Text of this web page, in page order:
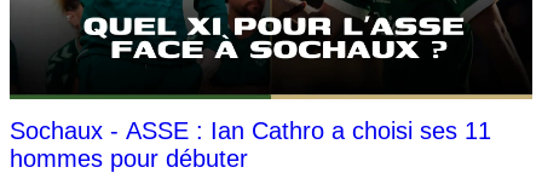
Sochaux - ASSE : Ian Cathro a choisi ses 11
hommes pour débuter